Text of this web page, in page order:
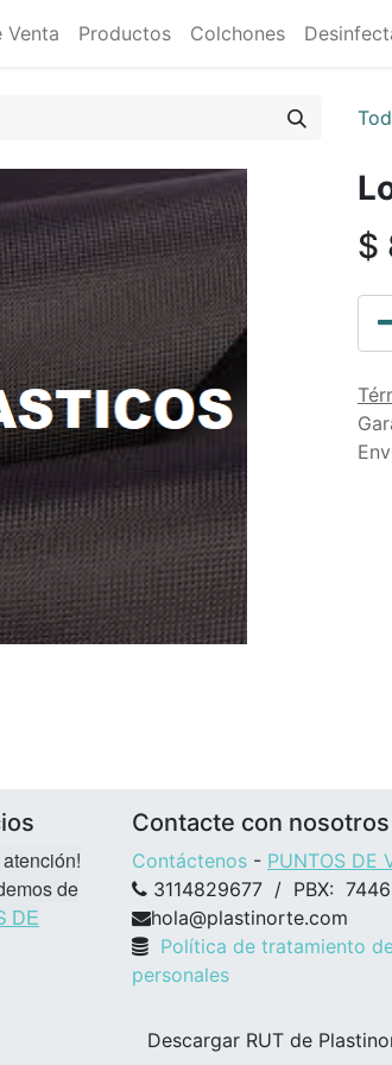
Venta Productos Colchones
$
de
DE
Contacte con nosotros
Contáctenos - PUNTOS DE
3114829677 / PBX:
hola@plastinorte.com
Política de tratamiento
personales
Descargar RUT de